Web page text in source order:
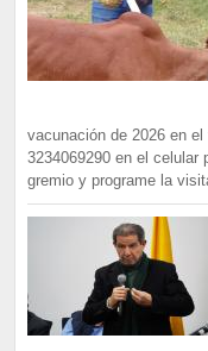
vacunación de 2026 en
3234069290 en el celular
gremio y programe la